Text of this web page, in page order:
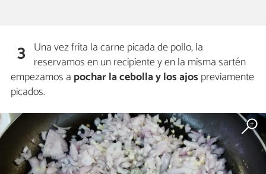
3 Una vez frita la carne picada de pollo, la
reservamos en un recipiente y en la misma sartén
empezamos a pochar la cebolla y los ajos previamente
picados.